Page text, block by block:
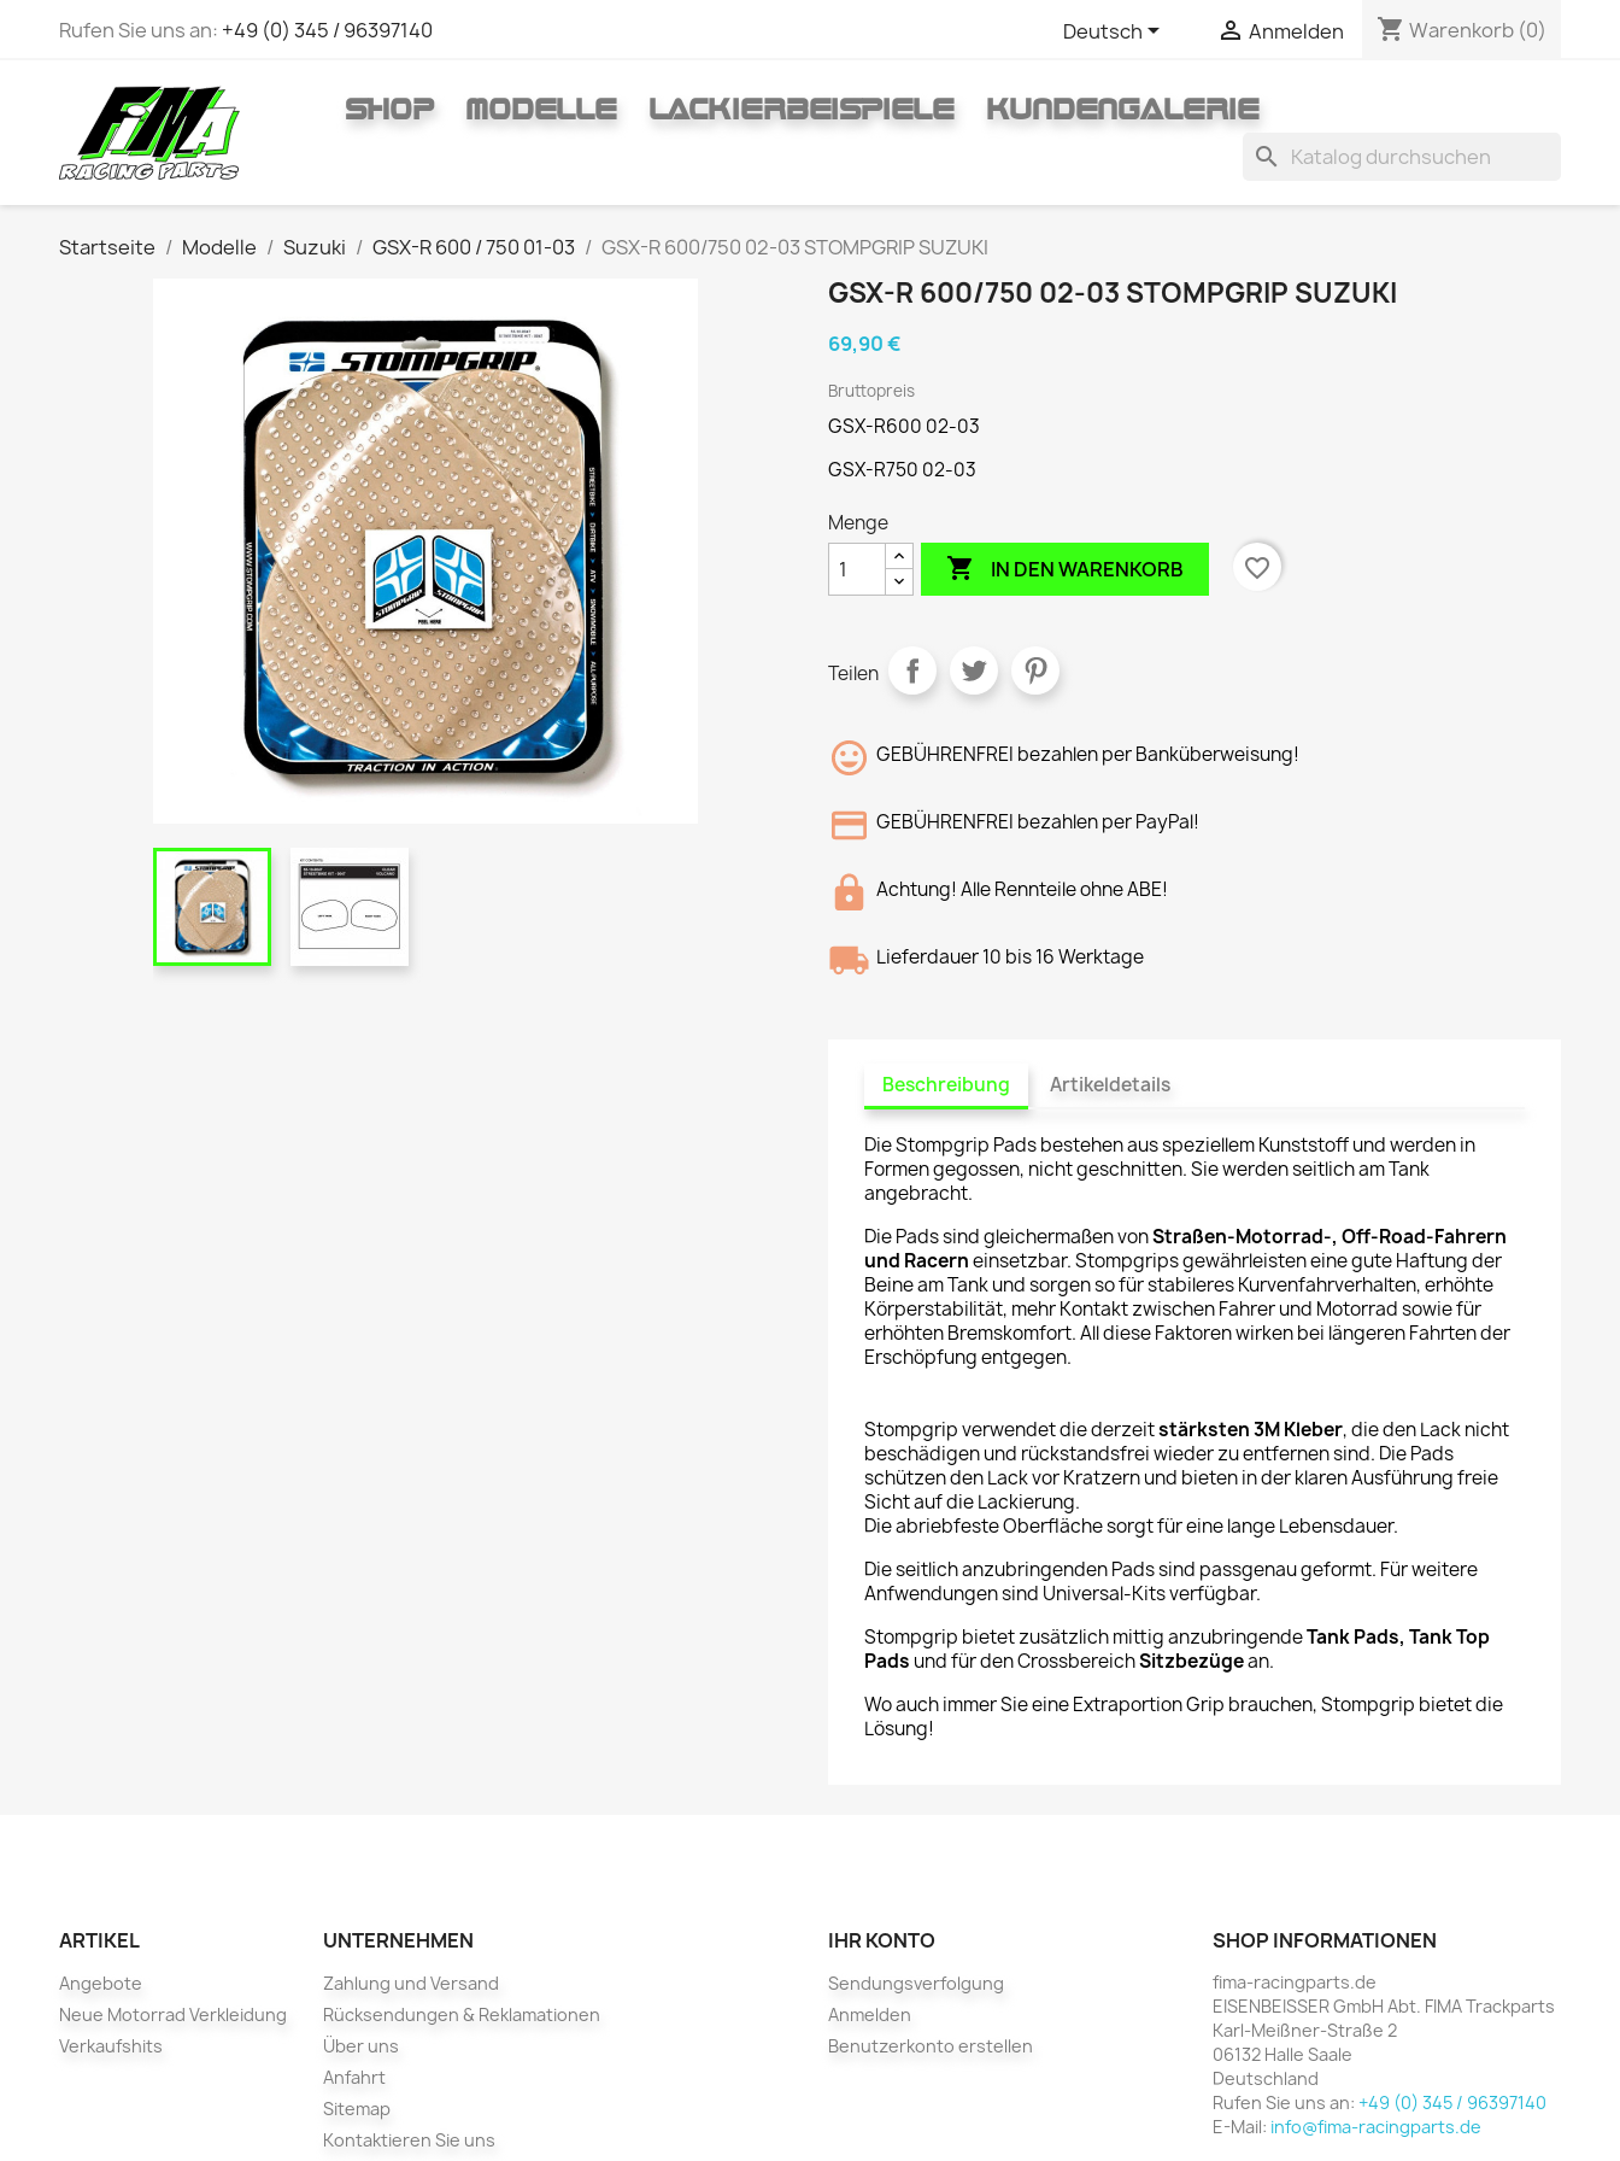
Rufen Sie uns an: +49 (0) 345 / 96397140 Deutsch  Anmelden shopping_cart Warenkorb (0)
SHOP MODELLE LACKIERBEISPIELE
KUNDENGALERIE
search
Startseite Modelle Suzuki GSX-R 600 / 750 01-03 GSX-R 600/750 02-03 STOMPGRIP SUZUKI
GSX-R 600/750 02-03 STOMPGRIP SUZUKI
69,90 €
Bruttopreis
GSX-R600 02-03
GSX-R750 02-03
Menge
 IN DEN WARENKORB favorite_border
Teilen
GEBÜHRENFREI bezahlen per Banküberweisung!
GEBÜHRENFREI bezahlen per PayPal!
Achtung! Alle Rennteile ohne ABE!
Lieferdauer 10 bis 16 Werktage
Beschreibung Artikeldetails
Die Stompgrip Pads bestehen aus speziellem Kunststoff und werden in
Formen gegossen, nicht geschnitten. Sie werden seitlich am Tank
angebracht.
Die Pads sind gleichermaßen vonStraßen-Motorrad-, Off-Road-Fahrern
und Racerneinsetzbar. Stompgrips gewährleisten eine gute Haftung der
Beine am Tank und sorgen so für stabileres Kurvenfahrverhalten, erhöhte
Körperstabilität, mehr Kontakt zwischen Fahrer und Motorrad sowie für
erhöhten Bremskomfort. All diese Faktoren wirken bei längeren Fahrten der
Erschöpfung entgegen.
Stompgrip verwendet die derzeitstärksten 3M Kleber, die den Lack nicht
beschädigen und rückstandsfrei wieder zu entfernen sind. Die Pads
schützen den Lack vor Kratzern und bieten in der klaren Ausführung freie
Sicht auf die Lackierung.
Die abriebfeste Oberfläche sorgt für eine lange Lebensdauer.
Die seitlich anzubringenden Pads sind passgenau geformt. Für weitere
Anfwendungen sind Universal-Kits verfügbar.
Stompgrip bietet zusätzlich mittig anzubringendeTank Pads, Tank Top
Pads und für den CrossbereichSitzbezügean.
Wo auch immer Sie eine Extraportion Grip brauchen, Stompgrip bietet die
Lösung!
ARTIKEL
Angebote
Neue Motorrad Verkleidung
Verkaufshits
UNTERNEHMEN
Zahlung und Versand
Rücksendungen & Reklamationen
Über uns
Anfahrt
Sitemap
Kontaktieren Sie uns
IHR KONTO
Sendungsverfolgung
Anmelden
Benutzerkonto erstellen
SHOP INFORMATIONEN
fima-racingparts.de
EISENBEISSER GmbH Abt. FIMA Trackparts
Karl-Meißner-Straße 2
06132 Halle Saale
Deutschland
Rufen Sie uns an:+49 (0) 345 / 96397140
E-Mail: info@fima-racingparts.de